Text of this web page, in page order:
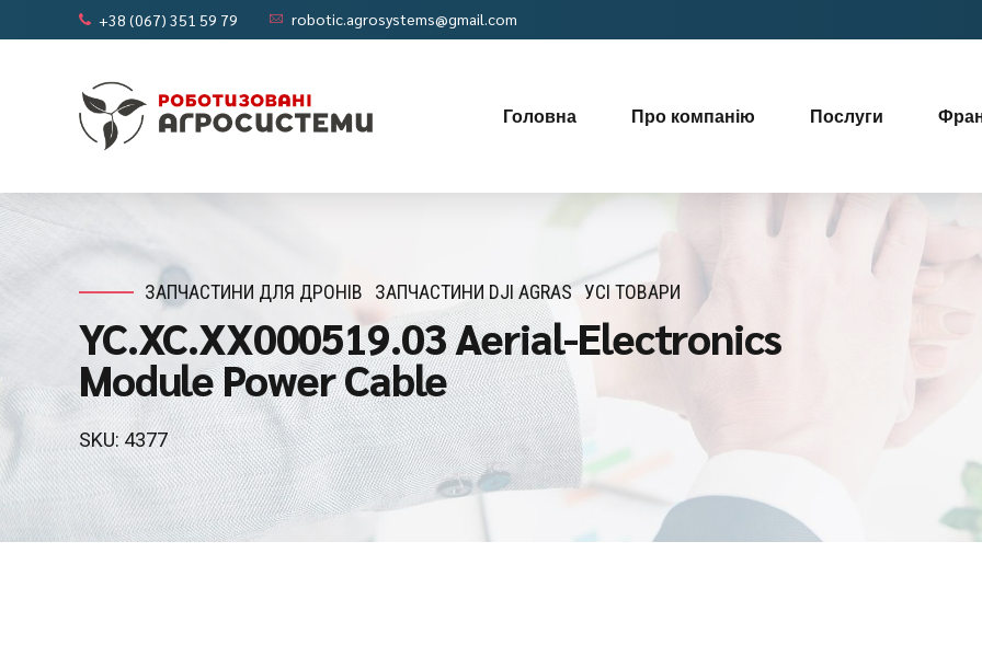
+38 (067) 351 59 79 robotic.agrosystems@gmail.com
Головна Про компанію Послуги
ЗАПЧАСТИНИ ДЛЯ ДРОНІВ ЗАПЧАСТИНИ DJI AGRAS УСІ ТОВАРИ
YC.XC.XX000519.03 Aerial-Electronics
Module Power Cable
SKU: 4377